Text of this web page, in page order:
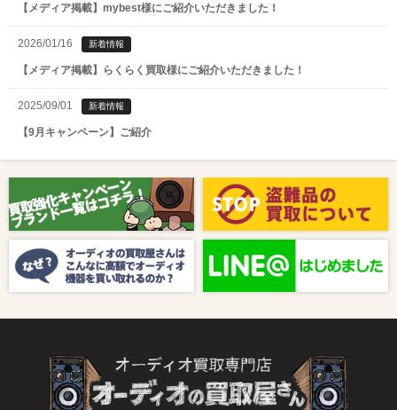
【メディア掲載】mybest様にご紹介いただきました！
2026/01/16 新着情報
【メディア掲載】らくらく買取様にご紹介いただきました！
2025/09/01 新着情報
【9月キャンペーン】ご紹介
【8月キャンペーン】ご紹介
2024/10/04 新着情報
【ラジオ番組放送のお知らせ】